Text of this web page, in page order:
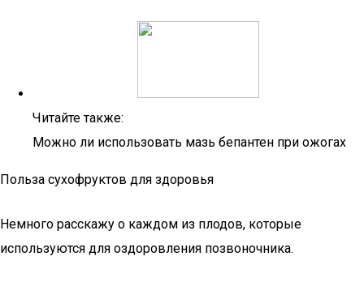
Читайте также:
Можно ли использовать мазь бепантен при ожогах
Польза сухофруктов для здоровья
Немного расскажу о каждом из плодов, которые
используются для оздоровления позвоночника.